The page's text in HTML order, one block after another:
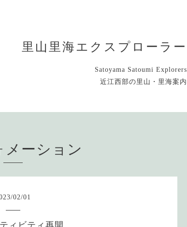
里山里海エクスプローラー
Satoyama Satoumi Explorers
近江西部の里山・里海案内
メーション
/02/01
ィビティ再開